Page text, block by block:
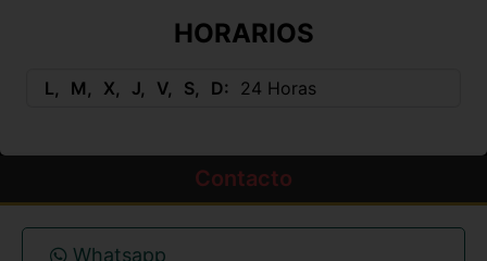
HORARIOS
L M X J V S D 24 Horas
Contacto
Whatsapp